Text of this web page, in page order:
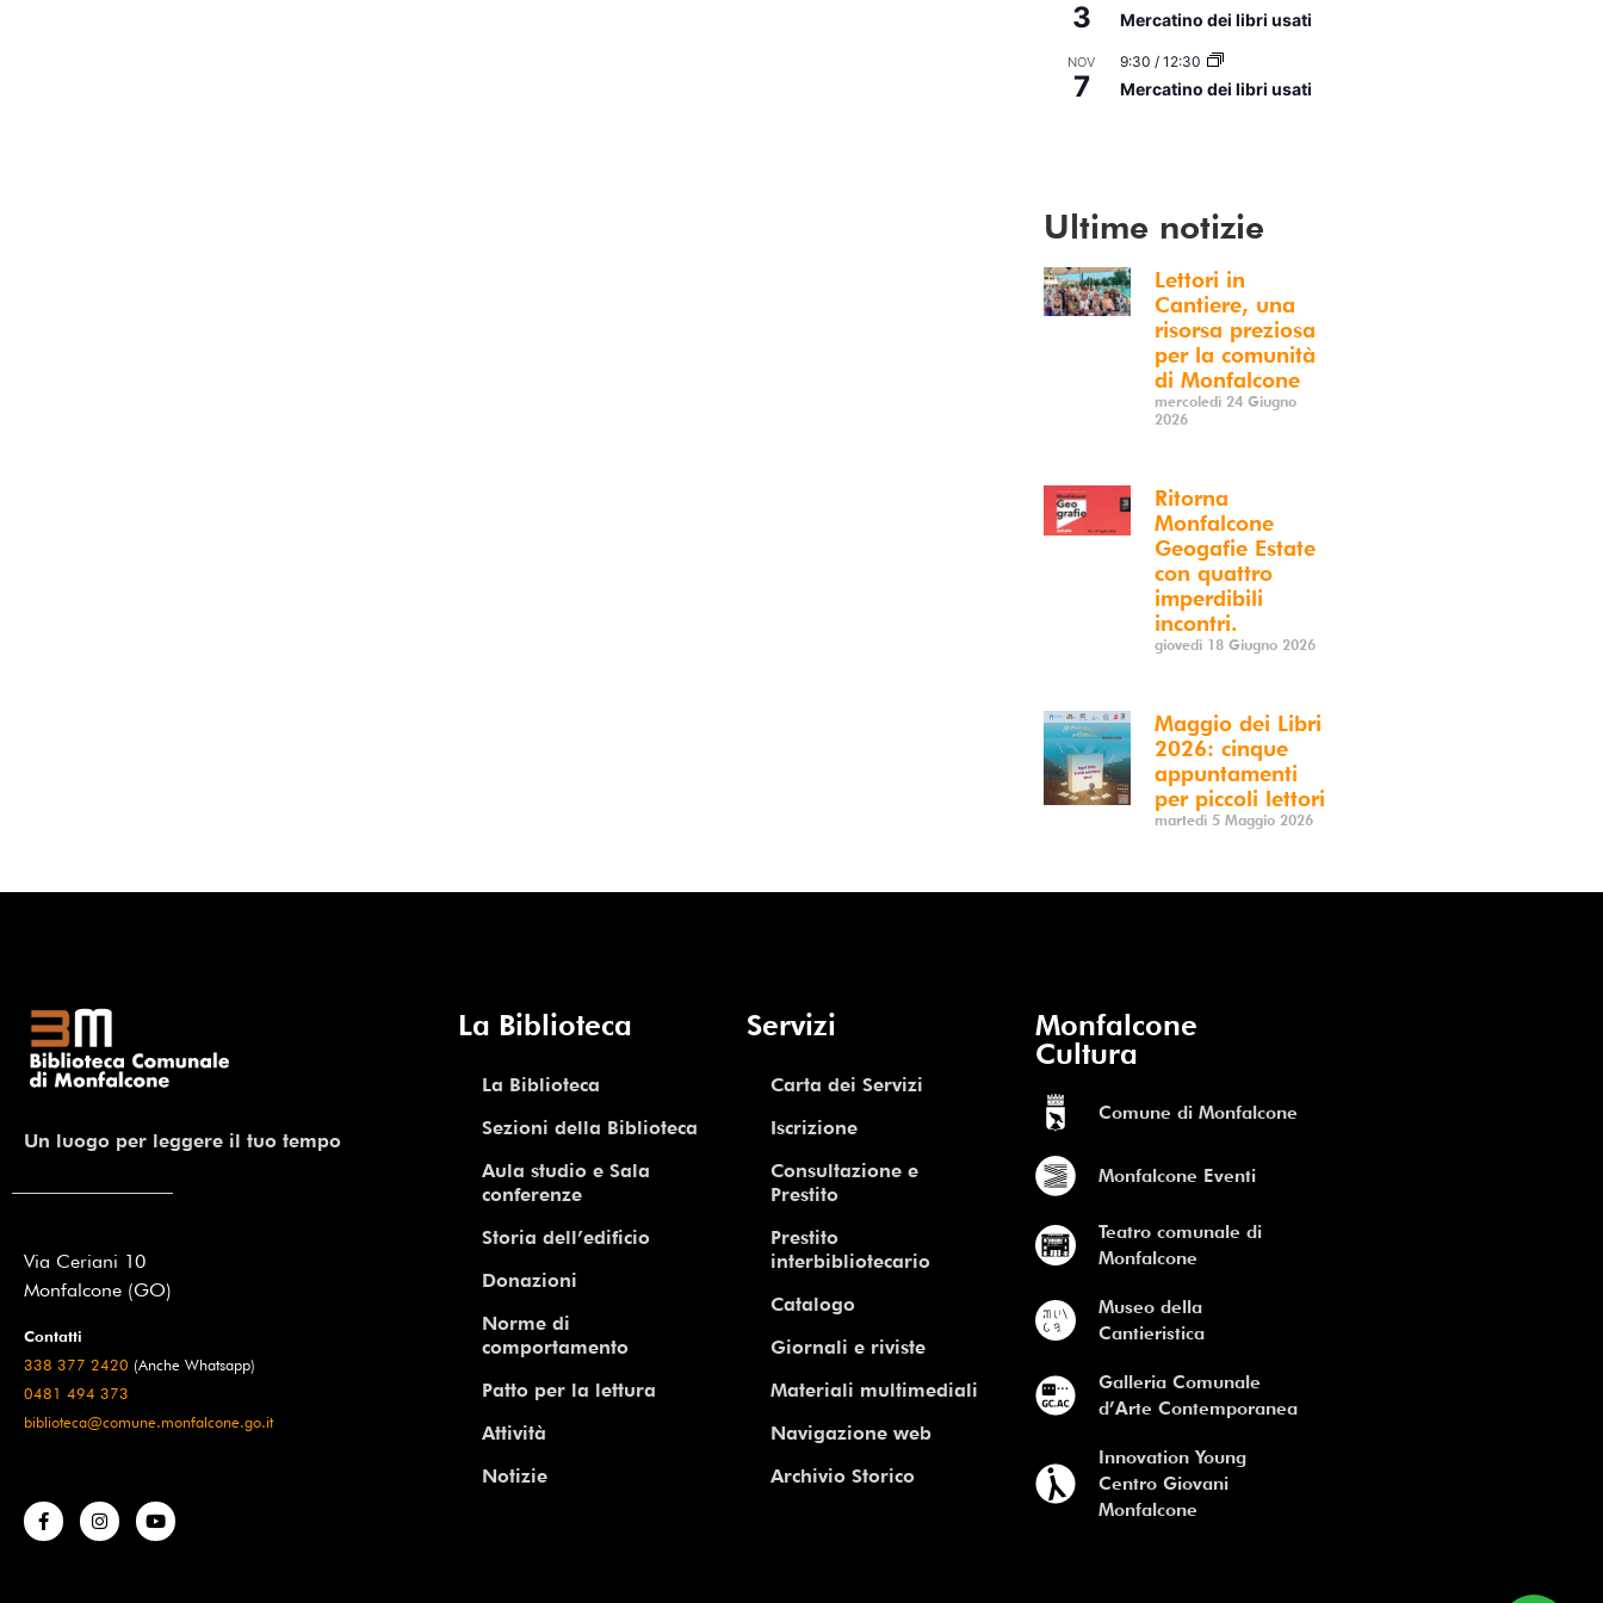
3 Mercatino dei libri usati
NOV
7
9:30 / 12:30
Mercatino dei libri usati
Ultime notizie
Lettori in
Cantiere, una
risorsa preziosa
per la comunità
di Monfalcone
mercoledì 24 Giugno
2026
Ritorna
Monfalcone
Geogafie Estate
con quattro
imperdibili
incontri.
giovedì 18 Giugno 2026
Maggio dei Libri
2026: cinque
appuntamenti
per piccoli lettori
martedì 5 Maggio 2026
Un luogo per leggere il tuo tempo
Via Ceriani 10
Monfalcone (GO)
Contatti
338 377 2420 (Anche Whatsapp)
0481 494 373
biblioteca@comune.monfalcone.go.it
La Biblioteca
La Biblioteca
Sezioni della Biblioteca
Aula studio e Sala
conferenze
Storia dell’edificio
Donazioni
Norme di
comportamento
Patto per la lettura
Attività
Notizie
Servizi
Carta dei Servizi
Iscrizione
Consultazione e
Prestito
Prestito
interbibliotecario
Catalogo
Giornali e riviste
Materiali multimediali
Navigazione web
Archivio Storico
Monfalcone
Cultura
Comune di Monfalcone
Monfalcone Eventi
Teatro comunale di
Monfalcone
Museo della
Cantieristica
Galleria Comunale
d’Arte Contemporanea
Innovation Young
Centro Giovani
Monfalcone